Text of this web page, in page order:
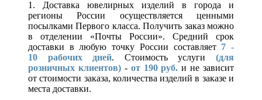
1. Доставка ювелирных изделий в города и
регионы России осуществляется ценными
посылками Первого класса. Получить заказ можно
в отделении «Почты России». Средний срок
доставки в любую точку России составляет 7 -
10 рабочих дней. Стоимость услуги(для
розничных клиентов)- от 190 руб. и не зависит
от стоимости заказа, количества изделий в заказе и
места доставки.